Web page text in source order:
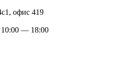
офис 419
— 18:00